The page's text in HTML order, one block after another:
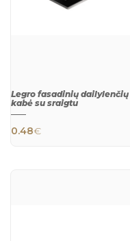
Legro fasadinių dailylenčių
kabė su sraigtu
0.48€